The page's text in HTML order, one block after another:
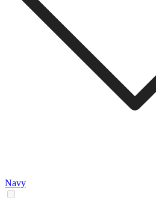
Navy